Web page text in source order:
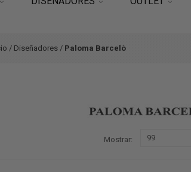
/ Diseñadores / Paloma Barcelò
Mostrar